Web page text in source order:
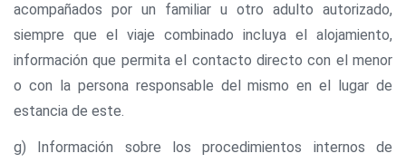
acompañados por un familiar u otro adulto autorizado,
siempre que el viaje combinado incluya el alojamiento,
información que permita el contacto directo con el menor
o con la persona responsable del mismo en el lugar de
estancia de este.
g) Información sobre los procedimientos internos de